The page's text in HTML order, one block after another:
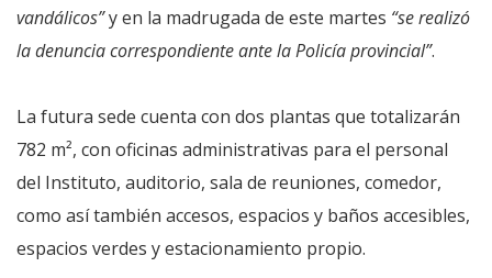
vandálicos”y en la madrugada de este martes “se realizó
la denuncia correspondiente ante la Policía provincial”.
La futura sede cuenta con dos plantas que totalizarán
782 m², con oficinas administrativas para el personal
del Instituto, auditorio, sala de reuniones, comedor,
como así también accesos, espacios y baños accesibles,
espacios verdes y estacionamiento propio.